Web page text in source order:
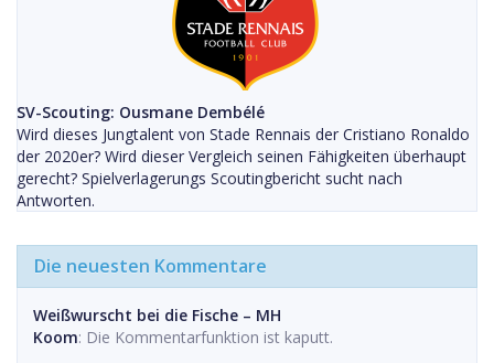
SV-Scouting: Ousmane Dembélé
Wird dieses Jungtalent von Stade Rennais der Cristiano Ronaldo
der 2020er? Wird dieser Vergleich seinen Fähigkeiten überhaupt
gerecht? Spielverlagerungs Scoutingbericht sucht nach
Antworten.
Die neuesten Kommentare
Weißwurscht bei die Fische – MH
Koom: Die Kommentarfunktion ist kaputt.